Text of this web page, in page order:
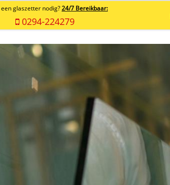
glaszetter nodig? 24/7 Bereikbaar:
0294-224279